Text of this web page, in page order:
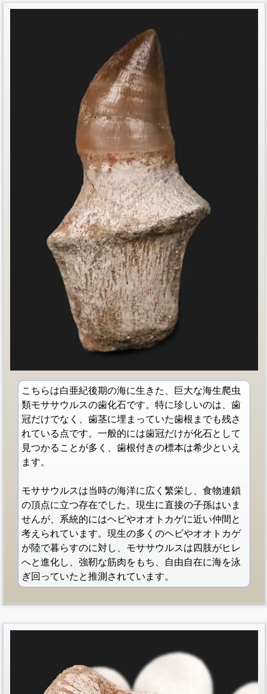
こちらは白亜紀後期の海に生きた、巨大な海生爬虫
類モササウルスの歯化石です。特に珍しいのは、歯
冠だけでなく、歯茎に埋まっていた歯根までも残さ
れている点です。一般的には歯冠だけが化石として
見つかることが多く、歯根付きの標本は希少といえ
ます。
モササウルスは当時の海洋に広く繁栄し、食物連鎖
の頂点に立つ存在でした。現生に直接の子孫はいま
せんが、系統的にはヘビやオオトカゲに近い仲間と
考えられています。現生の多くのヘビやオオトカゲ
が陸で暮らすのに対し、モササウルスは四肢がヒレ
へと進化し、強靭な筋肉をもち、自由自在に海を泳
ぎ回っていたと推測されています。